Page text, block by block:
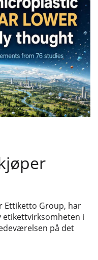
Ettiketto Group, har
etikettvirksomheten i
på det